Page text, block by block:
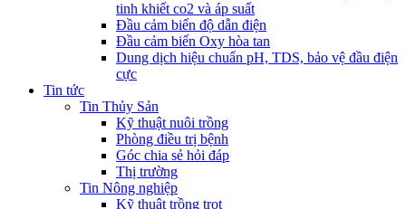
tinh khiết co2 và áp suất
Đầu cảm biến độ dẫn điện
Đầu cảm biến Oxy hòa tan
Dung dịch hiệu chuẩn pH, TDS, bảo vệ đầu điện
cực
Tin tức
Tin Thủy Sản
Kỹ thuật nuôi trồng
Phòng điều trị bệnh
Góc chia sẻ hỏi đáp
Thị trường
Tin Nông nghiệp
Kỹ thuật trồng trọt